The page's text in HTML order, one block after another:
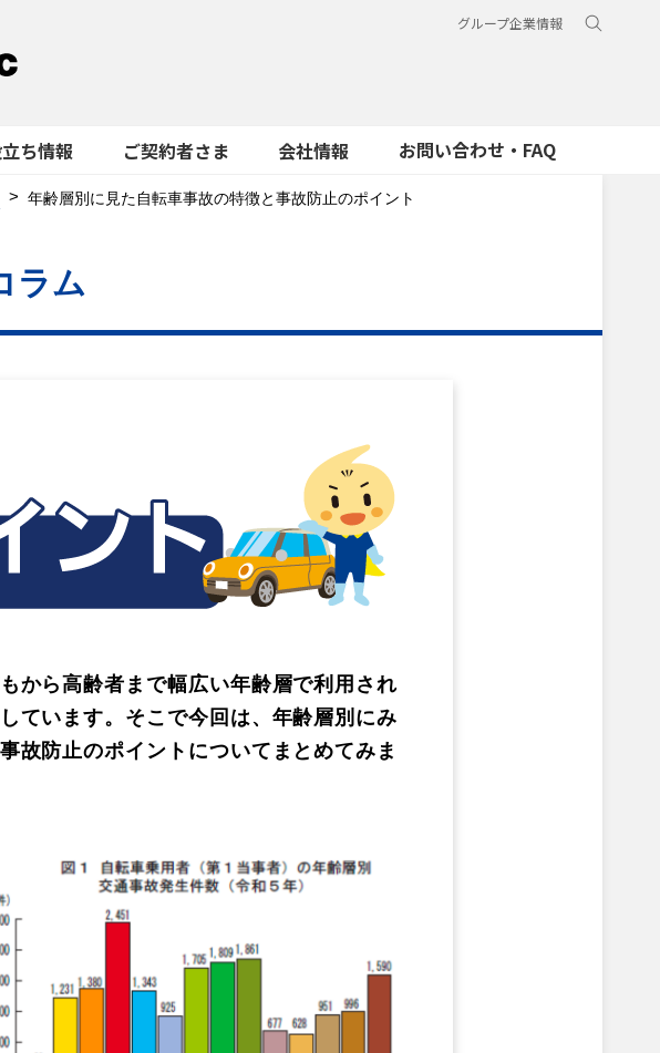
グループ企業情報
ち情報 ご契約者さま 会社情報 お問い合わせ・FAQ
年齢層別に見た自転車事故の特徴と事故防止のポイント
ラム
から高齢者まで幅広い年齢層で利用され
ています。そこで今回は、年齢層別にみ
故防止のポイントについてまとめてみま